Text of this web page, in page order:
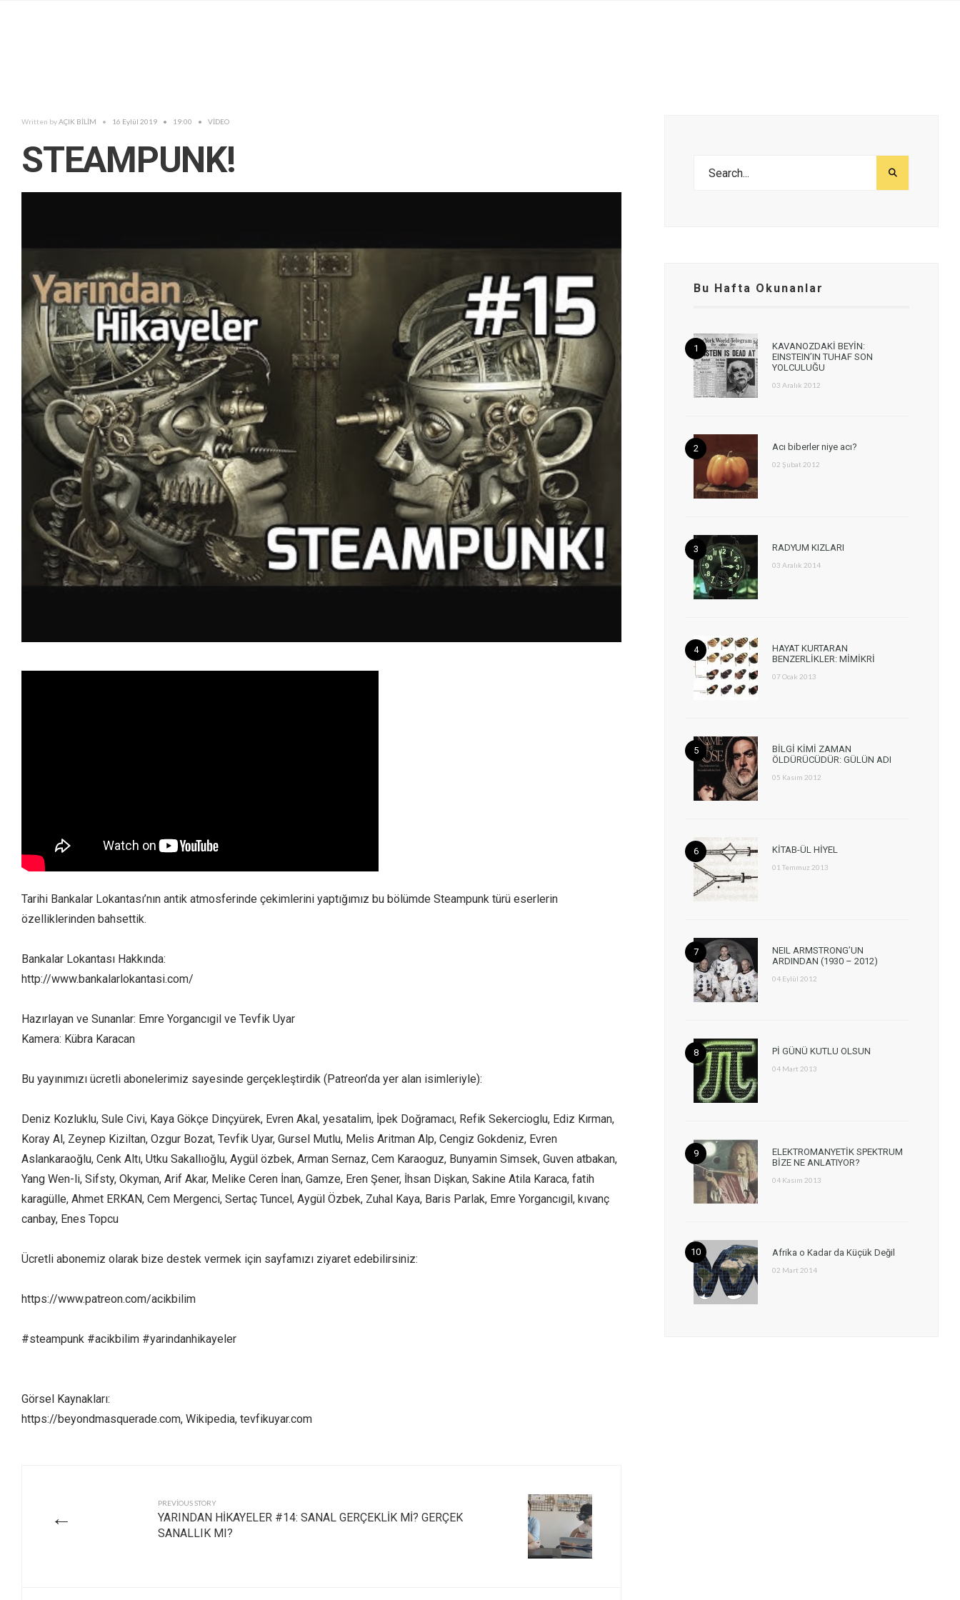
Written byAÇIK BİLİM • 16 Eylül 2019 • 19:00 • VİDEO
STEAMPUNK!
Tarihi Bankalar Lokantası’nın antik atmosferinde çekimlerini yaptığımız bu bölümde Steampunk türü eserlerin
özelliklerinden bahsettik.
Bankalar Lokantası Hakkında:
http://www.bankalarlokantasi.com/
Hazırlayan ve Sunanlar: Emre Yorgancıgil ve Tevfik Uyar
Kamera: Kübra Karacan
Bu yayınımızı ücretli abonelerimiz sayesinde gerçekleştirdik (Patreon’da yer alan isimleriyle):
Deniz Kozluklu, Sule Civi, Kaya Gökçe Dinçyürek, Evren Akal, yesatalim, İpek Doğramacı, Refik Sekercioglu, Ediz Kırman,
Koray Al, Zeynep Kiziltan, Ozgur Bozat, Tevfik Uyar, Gursel Mutlu, Melis Aritman Alp, Cengiz Gokdeniz, Evren
Aslankaraoğlu, Cenk Altı, Utku Sakallıoğlu, Aygül özbek, Arman Sernaz, Cem Karaoguz, Bunyamin Simsek, Guven atbakan,
Yang Wen-li, Sifsty, Okyman, Arif Akar, Melike Ceren İnan, Gamze, Eren Şener, İhsan Dişkan, Sakine Atila Karaca, fatih
karagülle, Ahmet ERKAN, Cem Mergenci, Sertaç Tuncel, Aygül Özbek, Zuhal Kaya, Baris Parlak, Emre Yorgancıgil, kıvanç
canbay, Enes Topcu
Ücretli abonemiz olarak bize destek vermek için sayfamızı ziyaret edebilirsiniz:
https://www.patreon.com/acikbilim
#steampunk #acikbilim #yarindanhikayeler
Görsel Kaynakları:
https://beyondmasquerade.com, Wikipedia, tevfikuyar.com
←
PREVIOUS STORY
YARINDAN HİKAYELER #14: SANAL GERÇEKLİK Mİ? GERÇEK
SANALLIK MI?
Bu Hafta Okunanlar
KAVANOZDAKİ BEYİN:
EINSTEIN’IN TUHAF SON
YOLCULUĞU
03 Aralık 2012
Acı biberler niye acı?
02 Şubat 2012
RADYUM KIZLARI
03 Aralık 2014
HAYAT KURTARAN
BENZERLİKLER: MİMİKRİ
07 Ocak 2013
BİLGİ KİMİ ZAMAN
ÖLDÜRÜCÜDÜR: GÜLÜN ADI
05 Kasım 2012
KİTAB-ÜL HİYEL
01 Temmuz 2013
NEIL ARMSTRONG’UN
ARDINDAN (1930 – 2012)
04 Eylül 2012
Pİ GÜNÜ KUTLU OLSUN
04 Mart 2013
ELEKTROMANYETİK SPEKTRUM
BİZE NE ANLATIYOR?
04 Kasım 2013
Afrika o Kadar da Küçük Değil
02 Mart 2014